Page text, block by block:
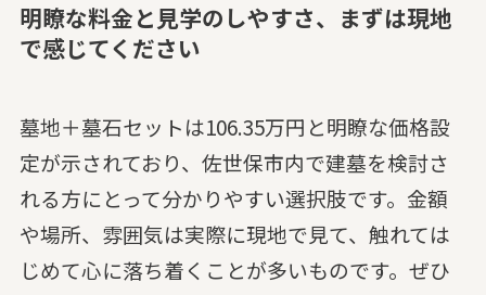
明瞭な料金と見学のしやすさ、まずは現地
で感じてください
墓地＋墓石セットは106.35万円と明瞭な価格設
定が示されており、佐世保市内で建墓を検討さ
れる方にとって分かりやすい選択肢です。金額
や場所、雰囲気は実際に現地で見て、触れては
じめて心に落ち着くことが多いものです。ぜひ